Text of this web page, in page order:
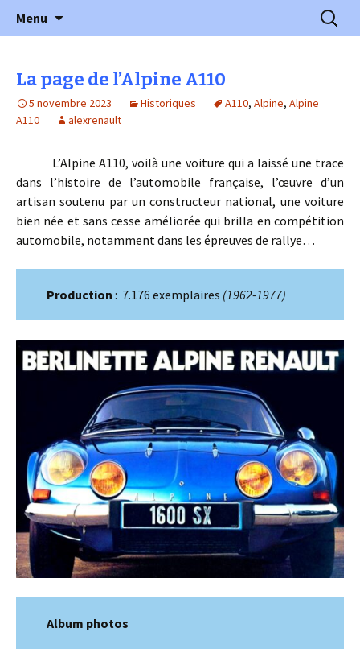
l'Automobile Ancienne
l'automobile ancienne : articles, historiques
…
Menu
La page de l’Alpine A110
5 novembre 2023 Historiques A110, Alpine, Alpine
A110
alexrenault
L’Alpine A110, voilà une voiture qui a laissé une trace
dans l’histoire de l’automobile française, l’œuvre d’un
artisan soutenu par un constructeur national, une voiture
bien née et sans cesse améliorée qui brilla en compétition
automobile, notamment dans les épreuves de rallye…
Production : 7.176 exemplaires (1962-1977)
Album photos